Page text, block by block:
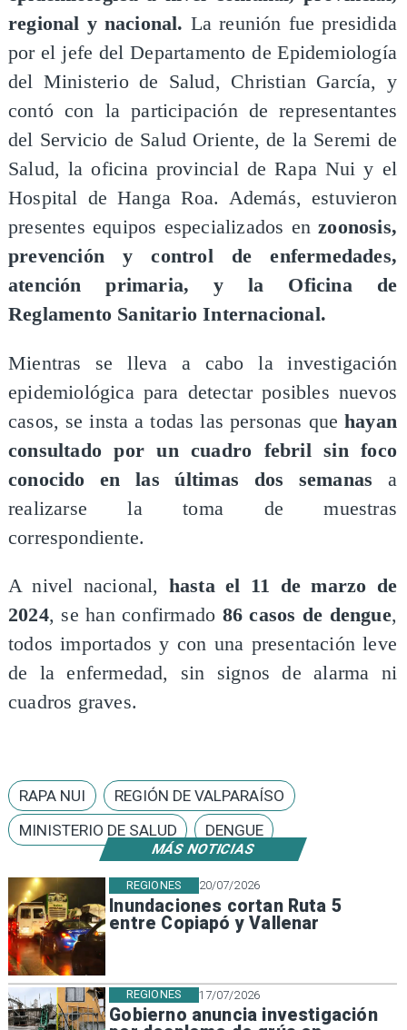
MÁS NOTICIAS
20/07/2026
Inundaciones cortan Ruta 5
entre Copiapó y Vallenar
REGIONES
17/07/2026
Gobierno anuncia investigación
REGIONES
regional y nacional. La reunión fue presidida
por el jefe del Departamento de Epidemiología
del Ministerio de Salud, Christian García, y
contó con la participación de representantes
del Servicio de Salud Oriente, de la Seremi de
Salud, la oficina provincial de Rapa Nui y el
Hospital de Hanga Roa. Además, estuvieron
presentes equipos especializados en zoonosis,
prevención y control de enfermedades,
atención primaria, y la Oficina de
Reglamento Sanitario Internacional.
​Mientras se lleva a cabo la investigación
epidemiológica para detectar posibles nuevos
casos, se insta a todas las personas quehayan
consultado por un cuadro febril sin foco
conocido en las últimas dos semanas a
realizarse la toma de muestras
correspondiente.
​A nivel nacional, hasta el 11 de marzo de
2024, se han confirmado 86 casos de dengue,
todos importados y con una presentación leve
de la enfermedad, sin signos de alarma ni
cuadros graves.
RAPA NUI
REGIÓN DE VALPARAÍSO
MINISTERIO DE SALUD
DENGUE